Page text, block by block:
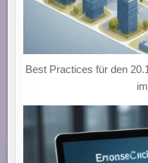
Best Practices für den